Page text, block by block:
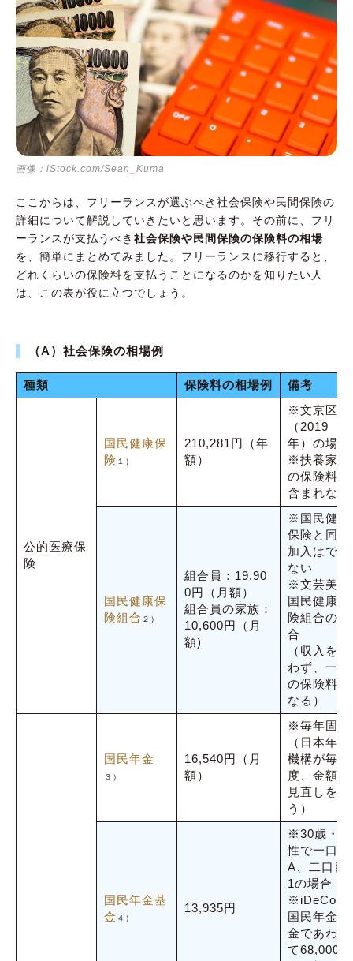
画像：iStock.com/Sean_Kuma
ここからは、フリーランスが選ぶべき社会保険や民間保険の
詳細について解説していきたいと思います。その前に、フリ
ーランスが支払うべき 社会保険や民間保険の保険料の相場
を、簡単にまとめてみました。フリーランスに移行すると、
どれくらいの保険料を支払うことになるのかを知りたい人
は、この表が役に立つでしょう。
（A）社会保険の相場例
種類 保険料の相場例 備考
公的医療保
険
国民健康保
険 １）
210,281円（年
額）
※文京区
（2019
年）の場合
※扶養家族
の保険料は
含まれない
国民健康保
険組合 ２）
組合員：19,90
0円（月額）
組合員の家族：
10,600円（月
額)
※国民健康
保険と同時
加入はでき
ない
※文芸美術
国民健康保
険組合の場
合
（収入を問
わず、一定
の保険料に
なる）
国民年金
３）
16,540円（月
額）
※毎年固定
（日本年金
機構が毎年
度、金額の
見直しを行
う）
国民年金基
金 ４）
13,935円
※30歳・男
性で一口目
A、二口目
1の場合
※iDeCoと
国民年金基
金であわせ
て68,000円